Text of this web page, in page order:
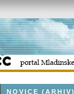
NOVICE (ARHIV)